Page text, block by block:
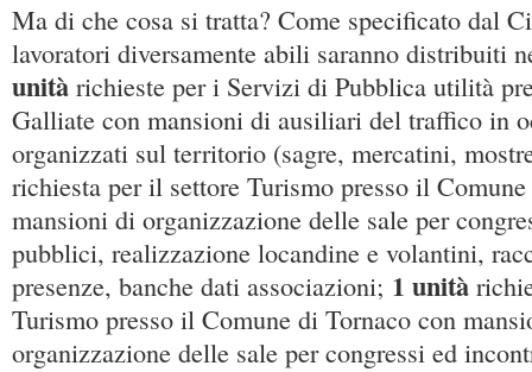
Ma di che cosa si tratta? Come specificato dal
lavoratori diversamente abili saranno distribuiti
unità richieste per i Servizi di Pubblica utilità
Galliate con mansioni di ausiliari del traffico in
organizzati sul territorio (sagre, mercatini,
richiesta per il settore Turismo presso il
mansioni di organizzazione delle sale per
pubblici, realizzazione locandine e volantini,
presenze, banche dati associazioni; 1 unità
Turismo presso il Comune di Tornaco con
organizzazione delle sale per congressi ed